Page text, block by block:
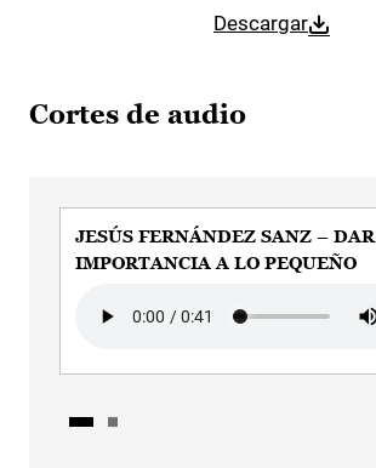
Descargar
Cortes de audio
JESÚS FERNÁNDEZ SANZ – DAR
IMPORTANCIA A LO PEQUEÑO